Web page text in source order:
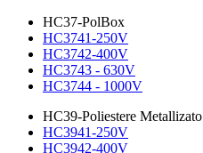
HC37-PolBox
HC3741-250V
HC3742-400V
HC3743 - 630V
HC3744 - 1000V
HC39-Poliestere Metallizato
HC3941-250V
HC3942-400V